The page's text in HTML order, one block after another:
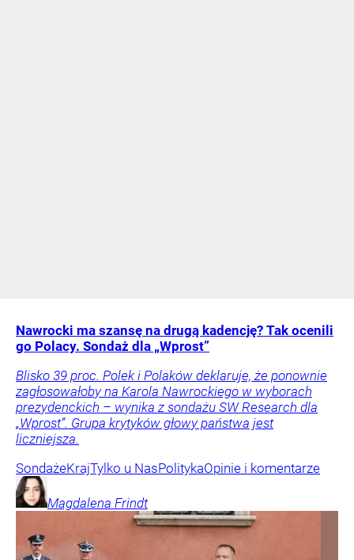
Nawrocki ma szansę na drugą kadencję? Tak ocenili
go Polacy. Sondaż dla „Wprost”
Blisko 39 proc. Polek i Polaków deklaruje, że ponownie
zagłosowałoby na Karola Nawrockiego w wyborach
prezydenckich – wynika z sondażu SW Research dla
„Wprost”. Grupa krytyków głowy państwa jest
liczniejsza.
SondażeKrajTylko u NasPolitykaOpinie i komentarze
Magdalena Frindt